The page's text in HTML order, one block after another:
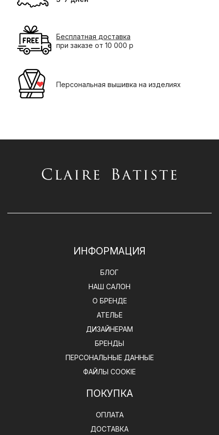
Бесплатная доставка
при заказе от 10 000 р
Персональная вышивка на изделиях
ИНФОРМАЦИЯ
БЛОГ
НАШ САЛОН
О БРЕНДЕ
АТЕЛЬЕ
ДИЗАЙНЕРАМ
БРЕНДЫ
ПЕРСОНАЛЬНЫЕ ДАННЫЕ
ФАЙЛЫ COOKIE
ПОКУПКА
ОПЛАТА
ДОСТАВКА